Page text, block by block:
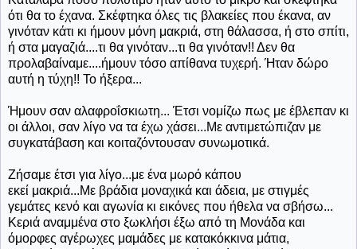
ότι θα το έχανα. Σκέφτηκα όλες τις βλακείες που έκανα, αν
γινόταν κάτι κι ήμουν μόνη μακριά, στη θάλασσα, ή στο σπίτι,
ή στα μαγαζιά....τι θα γινόταν...τι θα γινόταν!! Δεν θα
προλαβαίναμε....ήμουν τόσο απίθανα τυχερή. Ήταν δώρο
αυτή η τύχη!! Το ήξερα...
Ήμουν σαν αλαφροΐσκιωτη... Έτσι νομίζω πως με έβλεπαν κι
οι άλλοι, σαν λίγο να τα έχω χάσει...Με αντιμετώπιζαν με
συγκατάβαση και κοιταζόντουσαν συνωμοτικά.
Ζήσαμε έτσι για λίγο...με ένα μωρό κάπου
εκεί μακριά...Με βράδια μοναχικά και άδεια, με στιγμές
γεμάτες κενό και αγωνία κι εικόνες που ήθελα να σβήσω...
Κεριά αναμμένα στο ξωκλήσι έξω από τη Μονάδα και
όμορφες αγέρωχες μαμάδες με κατακόκκινα μάτια,